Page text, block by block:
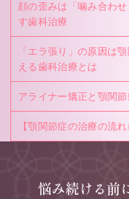
顔の歪みは「噛み合わ
す歯科治療
「エラ張り」の原因は
える歯科治療とは
アライナー矯正と顎関
【顎関節症の治療の流れ
悩み続ける前